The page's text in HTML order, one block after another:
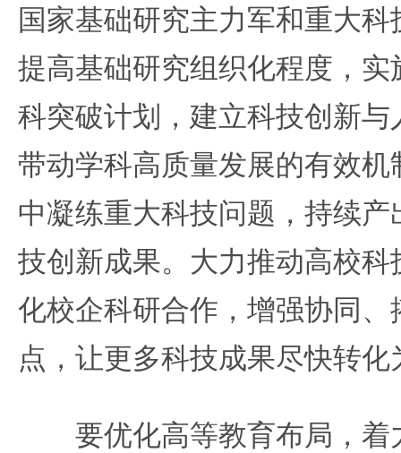
国家基础研究主力军和重大
提高基础研究组织化程度，
科突破计划，建立科技创新
带动学科高质量发展的有效
中凝练重大科技问题，持续
技创新成果。大力推动高校
化校企科研合作，增强协同
点，让更多科技成果尽快转
要优化高等教育布局，着